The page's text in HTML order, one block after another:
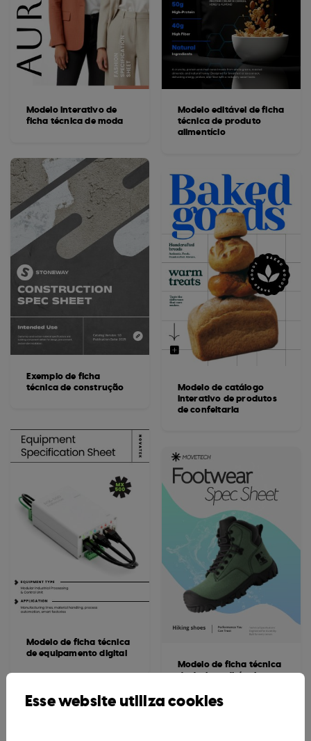
Modelo interativo de
ficha técnica de moda
Exemplo de ficha
técnica de construção
Modelo de ficha técnica
de equipamento digital
Modelo editável de ficha
técnica de produto
alimentício
Modelo de catálogo
interativo de produtos
de confeitaria
Modelo de ficha técnica
de design editável
Esse website utiliza cookies